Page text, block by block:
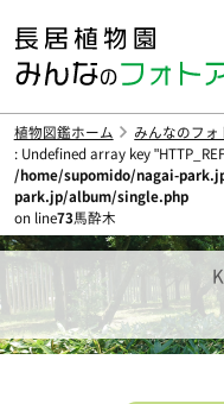
植物図鑑ホーム みんなのフォ
: Undefined array key
/home/supomido/nagai-
park.jp/album/single.php
on line73馬酔木